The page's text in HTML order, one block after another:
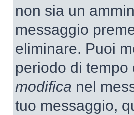
non sia un
messaggio
eliminare. Puoi
periodo di
modifica nel
tuo messaggio,